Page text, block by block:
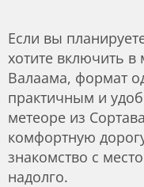
Если вы
хотите включить
Валаама, формат
практичным и
метеоре из
комфортную
знакомство с
надолго.